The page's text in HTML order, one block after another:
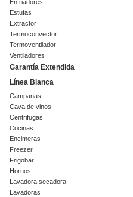
Enfriadores
Estufas
Extractor
Termoconvector
Termoventilador
Ventiladores
Garantía Extendida
Línea Blanca
Campanas
Cava de vinos
Centrifugas
Cocinas
Encimeras
Freezer
Frigobar
Hornos
Lavadora secadora
Lavadoras